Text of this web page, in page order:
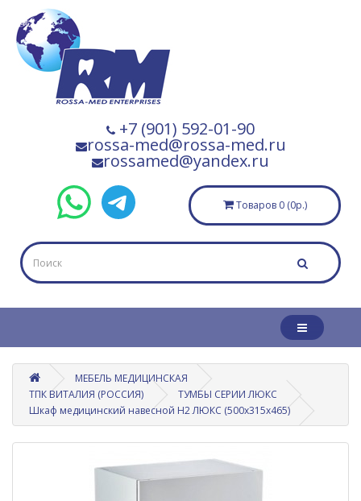
+7 (901) 592-01-90
rossa-med@rossa-med.ru
rossamed@yandex.ru
Товаров 0 (0р.)
МЕБЕЛЬ МЕДИЦИНСКАЯ
ТПК ВИТАЛИЯ (РОССИЯ)
ТУМБЫ СЕРИИ ЛЮКС
Шкаф медицинский навесной Н2 ЛЮКС (500х315х465)